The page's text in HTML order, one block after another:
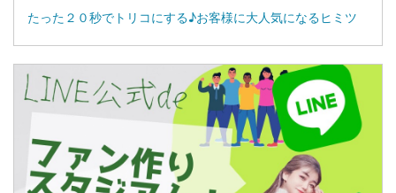
たった２０秒でトリコにする♪お客様に大人気になるヒミツ